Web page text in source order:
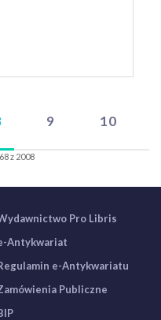
9 10
z 2008
Pro Libris
Antykwariat
e-Antykwariatu
Publiczne